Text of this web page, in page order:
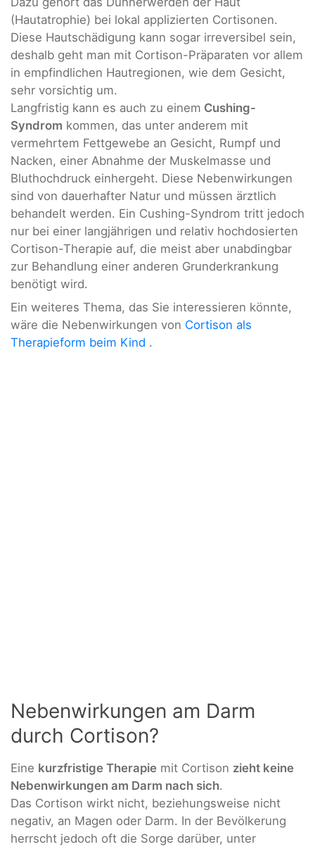
(Hautatrophie) bei lokal applizierten Cortisonen.
Diese Hautschädigung kann sogar irreversibel sein,
deshalb geht man mit Cortison-Präparaten vor allem
in empfindlichen Hautregionen, wie dem Gesicht,
sehr vorsichtig um.
Langfristig kann es auch zu einem Cushing-
Syndrom kommen, das unter anderem mit
vermehrtem Fettgewebe an Gesicht, Rumpf und
Nacken, einer Abnahme der Muskelmasse und
Bluthochdruck einhergeht. Diese Nebenwirkungen
sind von dauerhafter Natur und müssen ärztlich
behandelt werden. Ein Cushing-Syndrom tritt jedoch
nur bei einer langjährigen und relativ hochdosierten
Cortison-Therapie auf, die meist aber unabdingbar
zur Behandlung einer anderen Grunderkrankung
benötigt wird.
Ein weiteres Thema, das Sie interessieren könnte,
wäre die Nebenwirkungen von Cortison als
Therapieform beim Kind .
Nebenwirkungen am Darm
durch Cortison?
Eine kurzfristige Therapie mit Cortison zieht keine
Nebenwirkungen am Darm nach sich.
Das Cortison wirkt nicht, beziehungsweise nicht
negativ, an Magen oder Darm. In der Bevölkerung
herrscht jedoch oft die Sorge darüber, unter